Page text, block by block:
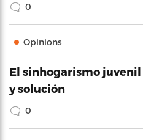
0
Opinions
El sinhogarismo
y solución
0